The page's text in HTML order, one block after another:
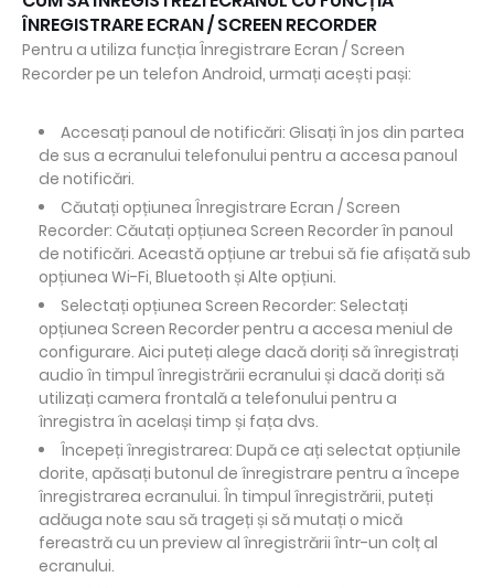
ÎNREGISTRARE ECRAN / SCREEN RECORDER
Pentru a utiliza funcția Înregistrare Ecran / Screen
Recorder pe un telefon Android, urmați acești pași:
Accesați panoul de notificări: Glisați în jos din partea
de sus a ecranului telefonului pentru a accesa panoul
de notificări.
Căutați opțiunea Înregistrare Ecran / Screen
Recorder: Căutați opțiunea Screen Recorder în panoul
de notificări. Această opțiune ar trebui să fie afișată sub
opțiunea Wi-Fi, Bluetooth și Alte opțiuni.
Selectați opțiunea Screen Recorder: Selectați
opțiunea Screen Recorder pentru a accesa meniul de
configurare. Aici puteți alege dacă doriți să înregistrați
audio în timpul înregistrării ecranului și dacă doriți să
utilizați camera frontală a telefonului pentru a
înregistra în același timp și fața dvs.
Începeți înregistrarea: După ce ați selectat opțiunile
dorite, apăsați butonul de înregistrare pentru a începe
înregistrarea ecranului. În timpul înregistrării, puteți
adăuga note sau să trageți și să mutați o mică
fereastră cu un preview al înregistrării într-un colț al
ecranului.